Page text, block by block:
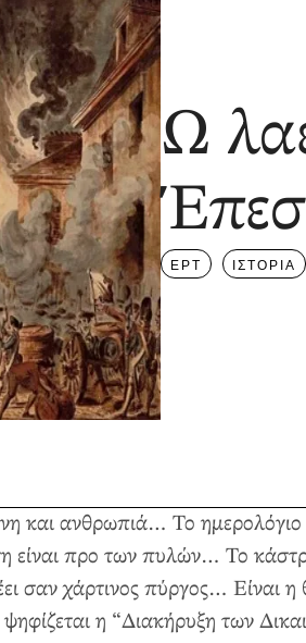
Ω
ΕΡΤ ΙΣΤΟΡΙΑ
και ανθρωπιά… Το
προ των πυλών… Το
σαν χάρτινος πύργος… Είναι
η “Διακήρυξη των